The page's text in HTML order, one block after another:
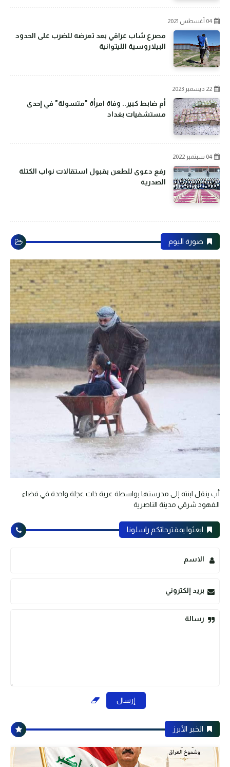
04 أغسطس 2021
مصرع شاب عراقي بعد تعرضه للضرب على الحدود
البيلاروسية الليتوانية
22 ديسمبر 2023
أم ضابط كبير.. وفاة امرأة "متسولة" في إحدى
مستشفيات بغداد
04 سبتمبر 2022
رفع دعوى للطعن بقبول استقالات نواب الكتلة
الصدرية
صورة اليوم
أب ينقل ابنته إلى مدرستها بواسطة عربة ذات عجلة واحدة في قضاء
الفهود شرقي مدينة الناصرية
ابعثوا بمقترحاتكم راسلونا
الاسم
بريد إلكتروني
رسالة
الخبر الأبرز